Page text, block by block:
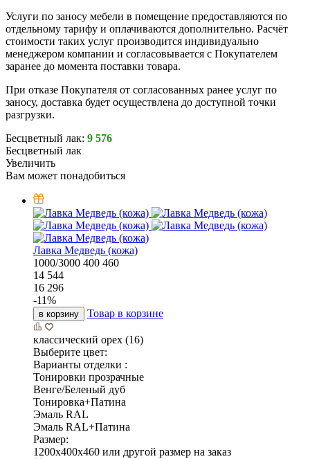
Услуги по заносу мебели в помещение предоставляются по
отдельному тарифу и оплачиваются дополнительно. Расчёт
стоимости таких услуг производится индивидуально
менеджером компании и согласовывается с Покупателем
заранее до момента поставки товара.
При отказе Покупателя от согласованных ранее услуг по
заносу, доставка будет осуществлена до доступной точки
разгрузки.
Бесцветный лак: 9 576
Бесцветный лак
Увеличить
Вам может понадобиться
Лавка Медведь (кожа)
1000/3000 400 460
14 544
16 296
-11%
в корзину Товар в корзине
классический орех (16)
Выберите цвет:
Варианты отделки :
Тонировки прозрачные
Венге/Беленый дуб
Тонировка+Патина
Эмаль RAL
Эмаль RAL+Патина
Размер:
1200х400х460 или другой размер на заказ